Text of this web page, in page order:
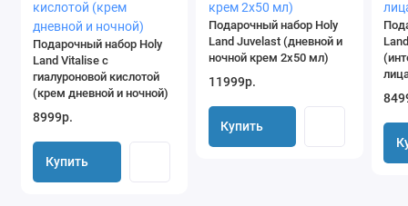
Подарочный набор Holy
Land Vitalise с
гиалуроновой кислотой
(крем дневной и ночной)
8999р.
Купить
Подарочный набор Holy
Land Juvelast (дневной и
ночной крем 2х50 мл)
11999р.
Купить